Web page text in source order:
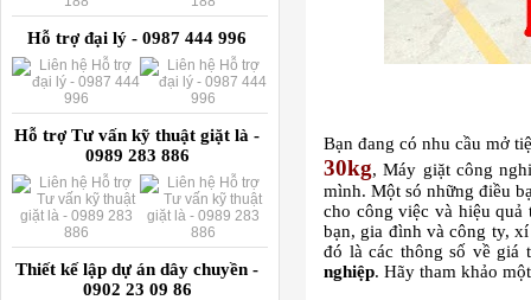
Hỗ trợ đại lý - 0987 444 996
Hỗ trợ Tư vấn kỹ thuật giặt là -
0989 283 886
Thiết kế lập dự án dây chuyền -
0902 23 09 86
Bạn đang có nhu cầu mở
30kg, Máy giặt công
mình. Một só những điều
cho công việc và hiệu quả
bạn, gia đình và công ty,
đó là các thông số về
nghiệp. Hãy tham khảo